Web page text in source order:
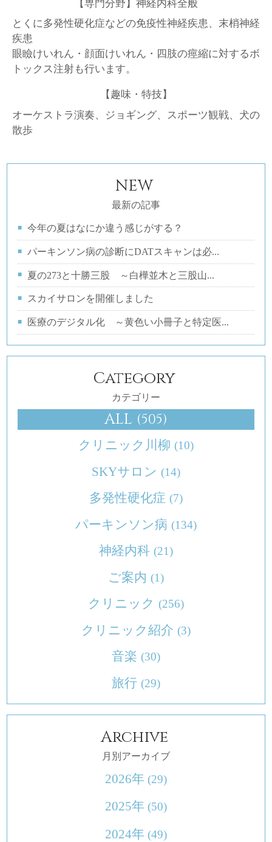
【専門分野】神経内科全般
とくに多発性硬化症などの免疫性神経疾患、末梢神経
疾患
眼瞼けいれん・顔面けいれん・四肢の痙縮に対するボ
トックス注射も行います。
【趣味・特技】
オーケストラ演奏、ジョギング、スポーツ観戦、犬の
散歩
NEW
最新の記事
今年の夏はなにか違う感じがする？
パーキンソン病の診断にDATスキャンは必...
夏の273と十勝三股 ～白樺並木と三股山...
スカイサロンを開催しました
医療のデジタル化 ～黄色い小冊子と特定医...
Category
カテゴリー
ALL (505)
クリニック川柳 (10)
SKYサロン (14)
多発性硬化症 (7)
パーキンソン病 (134)
神経内科 (21)
ご案内 (1)
クリニック (256)
クリニック紹介 (3)
音楽 (30)
旅行 (29)
Archive
月別アーカイブ
2026年 (29)
2025年 (50)
2024年 (49)